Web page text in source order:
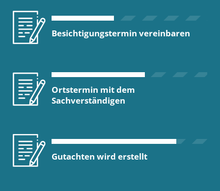
Besichtigungstermin vereinbaren
Ortstermin mit dem
Sachverständigen
Gutachten wird erstellt